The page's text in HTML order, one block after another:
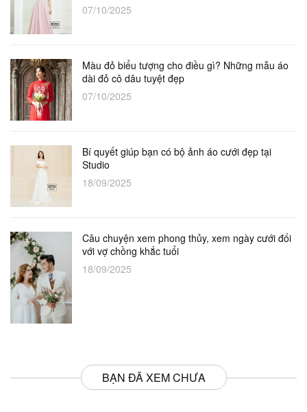
07/10/2025
Màu đỏ biểu tượng cho điều gì? Những mẫu áo
dài đỏ cô dâu tuyệt đẹp
07/10/2025
Bí quyết giúp bạn có bộ ảnh áo cưới đẹp tại
Studio
18/09/2025
Câu chuyện xem phong thủy, xem ngày cưới đối
với vợ chồng khắc tuổi
18/09/2025
BẠN ĐÃ XEM CHƯA